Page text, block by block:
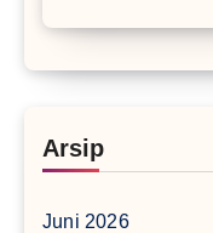
Arsip
Juni 2026